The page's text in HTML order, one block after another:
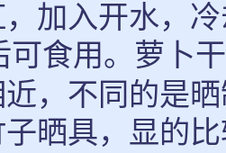
加入开水，
可食用。萝卜
，不同的是
晒具，显的